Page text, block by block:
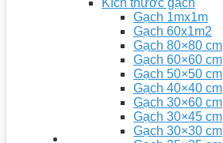
Kích thước gạch
Gạch 1mx1m
Gạch 60x1m2
Gạch 80×80 cm
Gạch 60×60 cm
Gạch 50×50 cm
Gạch 40×40 cm
Gạch 30×60 cm
Gạch 30×45 cm
Gạch 30×30 cm